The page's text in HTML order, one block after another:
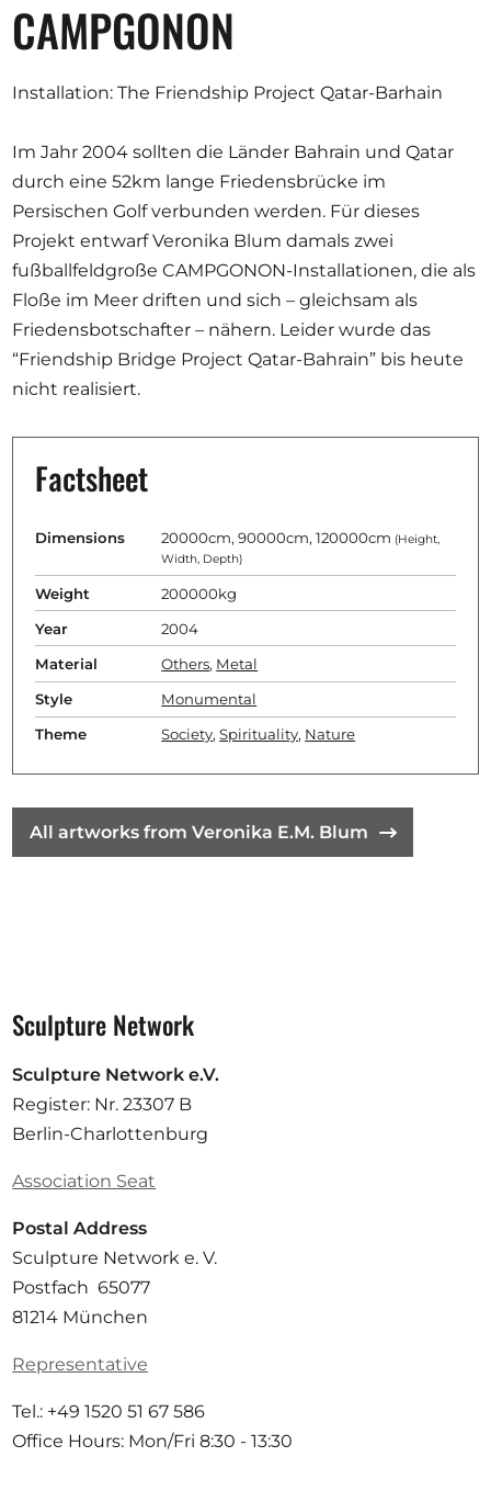
Opportunities
Become a member
Artists
About us
Donate
Partners
Help
Contact
CAMPGONON
Installation: The Friendship Project Qatar-Barhain
Im Jahr 2004 sollten die Länder Bahrain und Qatar
durch eine 52km lange Friedensbrücke im
Persischen Golf verbunden werden. Für dieses
Projekt entwarf Veronika Blum damals zwei
fußballfeldgroße CAMPGONON-Installationen, die als
Floße im Meer driften und sich – gleichsam als
Friedensbotschafter – nähern. Leider wurde das
“Friendship Bridge Project Qatar-Bahrain” bis heute
nicht realisiert.
Factsheet
Dimensions 20000cm, 90000cm, 120000cm (Height,
Width, Depth)
Weight 200000kg
Year 2004
Material Others, Metal
Style Monumental
Theme Society,Spirituality, Nature
All artworks from Veronika E.M. Blum
Sculpture Network
Sculpture Network e.V.
Register: Nr. 23307 B
Berlin-Charlottenburg
Association Seat
Postal Address
Sculpture Network e. V.
Postfach 65077
81214 München
Representative
Tel.: +49 1520 51 67 586
Office Hours: Mon/Fri 8:30 - 13:30